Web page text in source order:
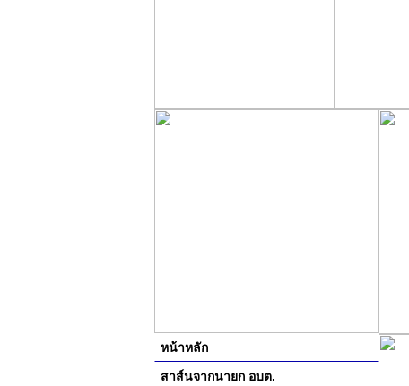
หน้าหลัก
สาส์นจากนายก อบต.